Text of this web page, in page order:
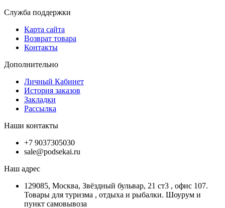
Служба поддержки
Карта сайта
Возврат товара
Контакты
Дополнительно
Личный Кабинет
История заказов
Закладки
Рассылка
Наши контакты
+7 9037305030
sale@podsekai.ru
Наш адрес
129085, Москва, Звёздный бульвар, 21 ст3 , офис 107.
Товары для туризма , отдыха и рыбалки. Шоурум и
пункт самовывоза